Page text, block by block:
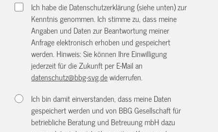
Ich habe die Datenschutzerklärung (siehe unten) zur
Kenntnis genommen. Ich stimme zu, dass meine
Angaben und Daten zur Beantwortung meiner
Anfrage elektronisch erhoben und gespeichert
werden. Hinweis: Sie können Ihre Einwilligung
jederzeit für die Zukunft per E-Mail an
datenschutz@bbg-svg.dewiderrufen.
Ich bin damit einverstanden, dass meine Daten
gespeichert werden und von BBG Gesellschaft für
betriebliche Beratung und Betreuung mbH dazu